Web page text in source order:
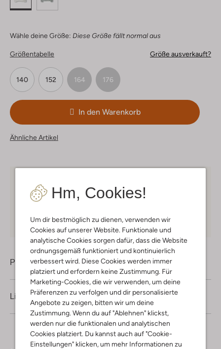
Hm, Cookies!
Um dir bestmöglich zu dienen, verwenden wir
Cookies auf unserer Website. Funktionale und
analytische Cookies sorgen dafür, dass die Website
ordnungsgemäß funktioniert und kontinuierlich
verbessert wird. Diese Cookies werden immer
platziert und erfordern keine Zustimmung. Für
Marketing-Cookies, die wir verwenden, um deine
Präferenzen zu verfolgen und dir personalisierte
Angebote zu zeigen, bitten wir um deine
Zustimmung. Wenn du auf "Ablehnen" klickst,
werden nur die funktionalen und analytischen
Cookies platziert. Du kannst auch auf "Cookie-
Einstellungen" klicken, um mehr Informationen zu
Wähle deine Größe: Diese Größe fällt normal aus
Größentabelle Größe ausverkauft?
140 152 164 176
In den Warenkorb
Ähnliche Artikel
Kostenloser Versand
Mitglieder in Deutschland
Produktinformation
Lieferung & Rückgabe